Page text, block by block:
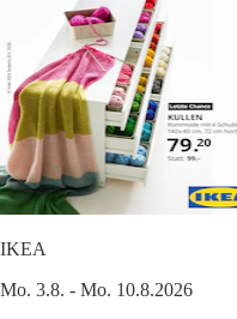
IKEA
Mo. 3.8. - Mo. 10.8.2026